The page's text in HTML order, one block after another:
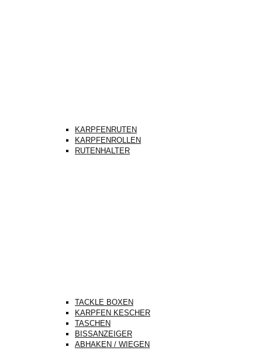
KARPFENRUTEN
KARPFENROLLEN
RUTENHALTER
TACKLE BOXEN
KARPFEN KESCHER
TASCHEN
BISSANZEIGER
ABHAKEN / WIEGEN